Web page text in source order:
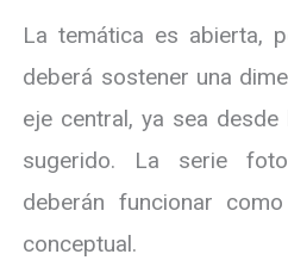
La temática es abierta,
deberá sostener una
eje central, ya sea
sugerido. La serie
deberán funcionar
conceptual.